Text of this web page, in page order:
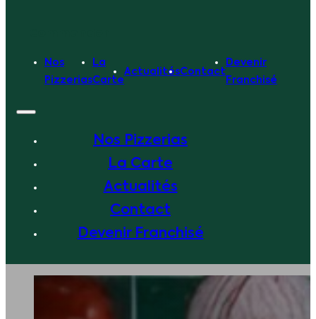
Nos
Pizzerias
La
Carte
ActualitésContact
Devenir
Franchisé
Nos Pizzerias
La Carte
Actualités
Contact
Devenir Franchisé